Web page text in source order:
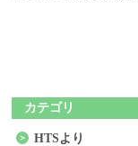
カテゴリ
HTSより